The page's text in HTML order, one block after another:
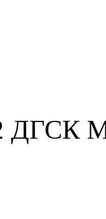
ДГСК